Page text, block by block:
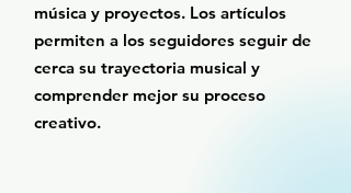
música y proyectos. Los artículos
permiten a los seguidores seguir de
cerca su trayectoria musical y
comprender mejor su proceso
creativo.